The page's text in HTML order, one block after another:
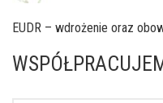
EUDR – wdrożenie oraz